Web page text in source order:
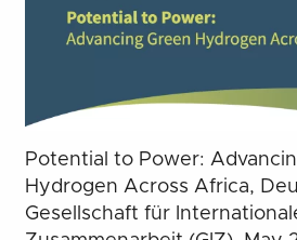
Potential to Power:
Hydrogen Across Africa,
Gesellschaft für